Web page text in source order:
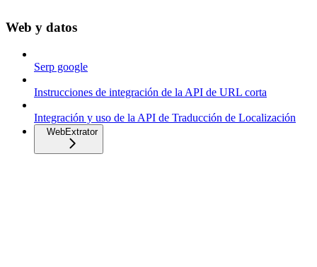
Web y datos
Serp google
Instrucciones de integración de la API de URL corta
Integración y uso de la API de Traducción de Localización
WebExtrator